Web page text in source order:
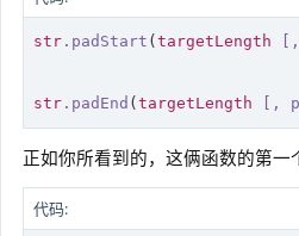
str .padStart ( targetLength
str .padEnd ( targetLength [,
正如你所看到的，这俩函数的第一
代码: